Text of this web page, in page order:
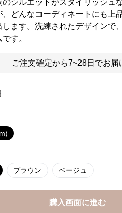
のシルエットがスタイリッシュ
どんなコーディネートにも上
します。洗練されたデザインで
す。
ご注文確定から7~28日でお届
ブラウン ベージュ
購入画面に進む